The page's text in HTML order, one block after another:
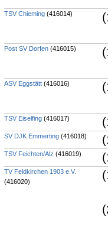
TSV Chieming (416014)
Post SV Dorfen (416015)
ASV Eggstätt (416016)
TSV Eiselfing (416017)
SV DJK Emmerting (416018)
TSV Feichten/Alz (416019)
TV Feldkirchen 1903 e.V.
(416020)